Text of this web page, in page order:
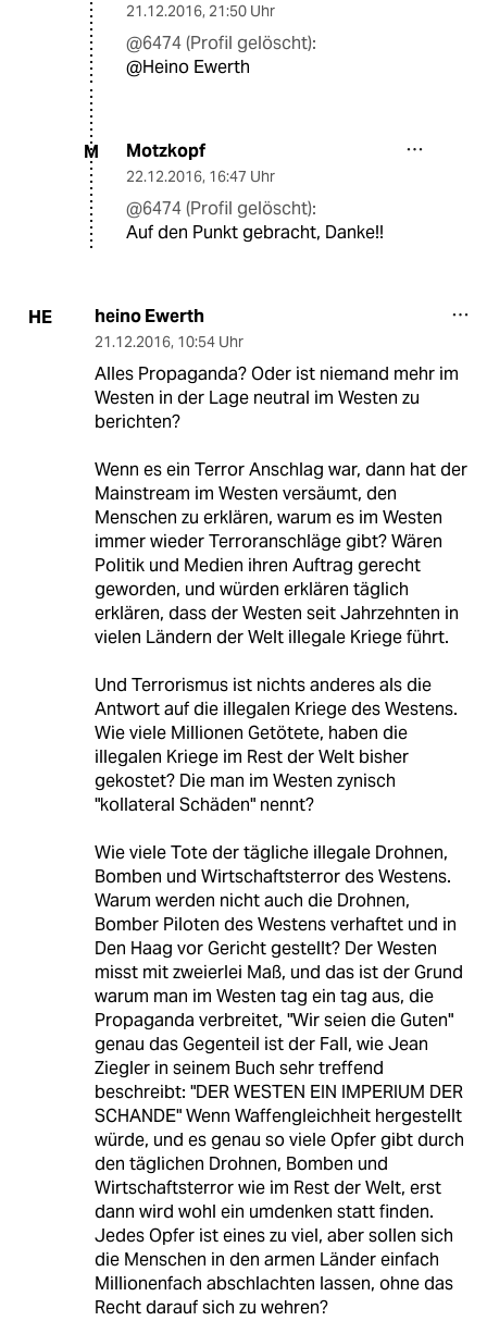
21.12.2016, 21:50 Uhr
@6474 (Profil gelöscht):
@Heino Ewerth
M Motzkopf
22.12.2016, 16:47 Uhr
@6474 (Profil gelöscht):
Auf den Punkt gebracht, Danke!!
HE heino Ewerth
21.12.2016, 10:54 Uhr
Alles Propaganda? Oder ist niemand mehr im
Westen in der Lage neutral im Westen zu
berichten?
Wenn es ein Terror Anschlag war, dann hat der
Mainstream im Westen versäumt, den
Menschen zu erklären, warum es im Westen
immer wieder Terroranschläge gibt? Wären
Politik und Medien ihren Auftrag gerecht
geworden, und würden erklären täglich
erklären, dass der Westen seit Jahrzehnten in
vielen Ländern der Welt illegale Kriege führt.
Und Terrorismus ist nichts anderes als die
Antwort auf die illegalen Kriege des Westens.
Wie viele Millionen Getötete, haben die
illegalen Kriege im Rest der Welt bisher
gekostet? Die man im Westen zynisch
"kollateral Schäden" nennt?
Wie viele Tote der tägliche illegale Drohnen,
Bomben und Wirtschaftsterror des Westens.
Warum werden nicht auch die Drohnen,
Bomber Piloten des Westens verhaftet und in
Den Haag vor Gericht gestellt? Der Westen
misst mit zweierlei Maß, und das ist der Grund
warum man im Westen tag ein tag aus, die
Propaganda verbreitet, "Wir seien die Guten"
genau das Gegenteil ist der Fall, wie Jean
Ziegler in seinem Buch sehr treffend
beschreibt: "DER WESTEN EIN IMPERIUM DER
SCHANDE" Wenn Waffengleichheit hergestellt
würde, und es genau so viele Opfer gibt durch
den täglichen Drohnen, Bomben und
Wirtschaftsterror wie im Rest der Welt, erst
dann wird wohl ein umdenken statt finden.
Jedes Opfer ist eines zu viel, aber sollen sich
die Menschen in den armen Länder einfach
Millionenfach abschlachten lassen, ohne das
Recht darauf sich zu wehren?